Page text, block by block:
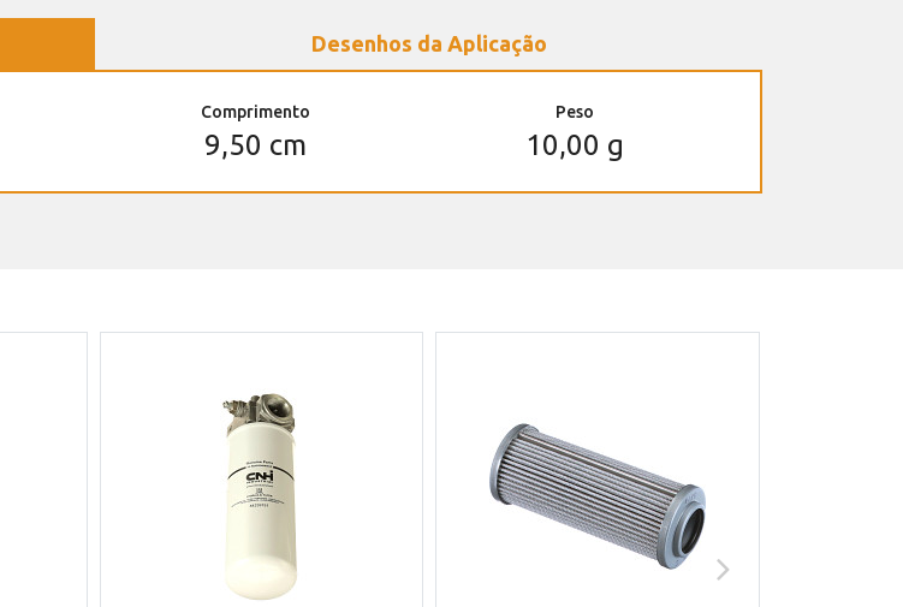
Desenhos da Aplicação
Comprimento
9,50 cm
Peso
10,00 g